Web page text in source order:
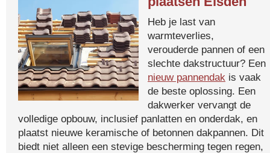
Heb je last van
warmteverlies,
verouderde pannen of een
slechte dakstructuur? Een
nieuw pannendak is vaak
de beste oplossing. Een
dakwerker vervangt de
volledige opbouw, inclusief panlatten en onderdak, en
plaatst nieuwe keramische of betonnen dakpannen. Dit
biedt niet alleen een stevige bescherming tegen regen,